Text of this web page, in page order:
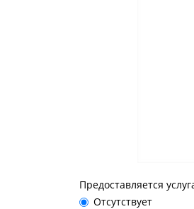
Предоставляется
Отсутствует